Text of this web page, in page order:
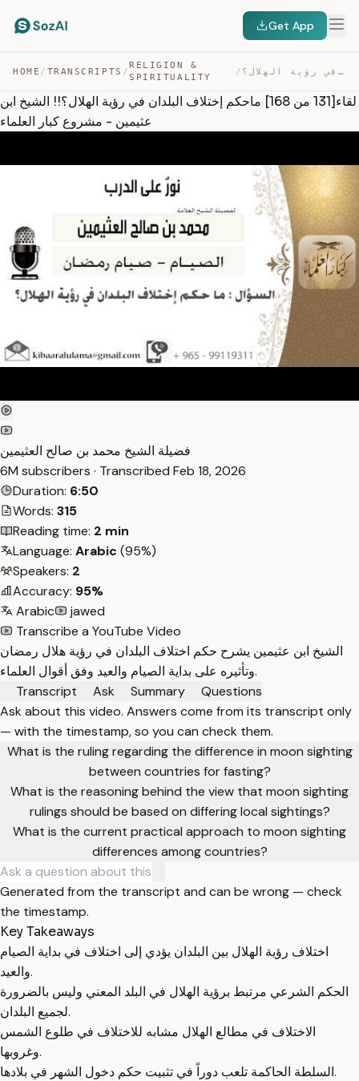
Get App
HOME / TRANSCRIPTS /
RELIGION &
SPIRITUALITY
/ لقاء[131 من 168] ماحكم إختلاف البلدان في رؤية الهلال؟!!… — TRANSCRIPT
لقاء[131 من 168] ماحكم إختلاف البلدان في رؤية الهلال؟!! الشيخ ابن
عثيمين - مشروع كبار العلماء
فضيلة الشيخ محمد بن صالح العثيمين
6M subscribers · Transcribed Feb 18, 2026
Duration: 6:50
Words: 315
Reading time: 2 min
Language: Arabic (95%)
Speakers: 2
Accuracy: 95%
Arabic
jawed
Transcribe a YouTube Video
الشيخ ابن عثيمين يشرح حكم اختلاف البلدان في رؤية هلال رمضان
وتأثيره على بداية الصيام والعيد وفق أقوال العلماء.
Transcript
Ask Summary
Questions
Ask about this video. Answers come from its transcript only
— with the timestamp, so you can check them.
What is the ruling regarding the difference in moon sighting
between countries for fasting?
What is the reasoning behind the view that moon sighting
rulings should be based on differing local sightings?
What is the current practical approach to moon sighting
differences among countries?
Generated from the transcript and can be wrong — check
the timestamp.
Key Takeaways
اختلاف رؤية الهلال بين البلدان يؤدي إلى اختلاف في بداية الصيام
والعيد.
الحكم الشرعي مرتبط برؤية الهلال في البلد المعني وليس بالضرورة
لجميع البلدان.
الاختلاف في مطالع الهلال مشابه للاختلاف في طلوع الشمس
وغروبها.
السلطة الحاكمة تلعب دوراً في تثبيت حكم دخول الشهر في بلادها.